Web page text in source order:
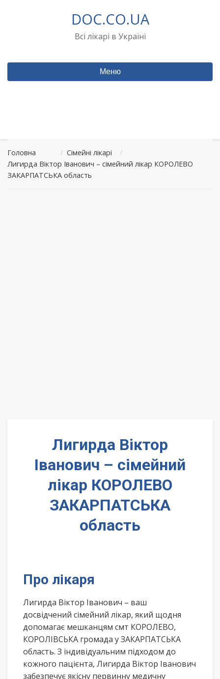
DOC.CO.UA
Всі лікарі в Україні
Меню
Головна / Сімейні лікарі
/
Лигирда Віктор Іванович – сімейний лікар КОРОЛЕВО
ЗАКАРПАТСЬКА область
Лигирда Віктор
Іванович – сімейний
лікар КОРОЛЕВО
ЗАКАРПАТСЬКА
область
Про лікаря
Лигирда Віктор Іванович – ваш
досвідчений сімейний лікар, який щодня
допомагає мешканцям смт КОРОЛЕВО,
КОРОЛІВСЬКА громада у ЗАКАРПАТСЬКА
область. З індивідуальним підходом до
кожного пацієнта, Лигирда Віктор Іванович
забезпечує якісну первинну медичну